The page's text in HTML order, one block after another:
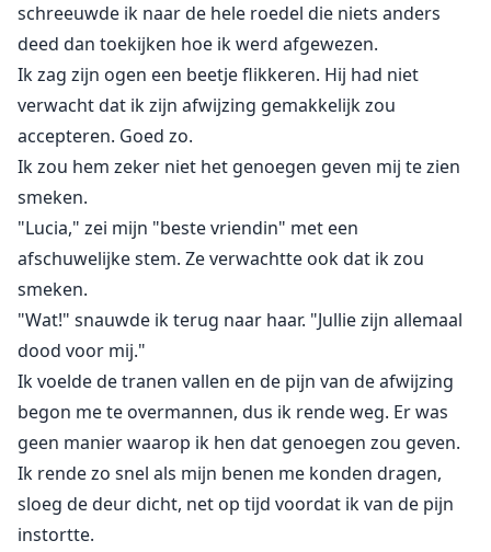
schreeuwde ik naar de hele roedel die niets anders
deed dan toekijken hoe ik werd afgewezen.
Ik zag zijn ogen een beetje flikkeren. Hij had niet
verwacht dat ik zijn afwijzing gemakkelijk zou
accepteren. Goed zo.
Ik zou hem zeker niet het genoegen geven mij te zien
smeken.
"Lucia," zei mijn "beste vriendin" met een
afschuwelijke stem. Ze verwachtte ook dat ik zou
smeken.
"Wat!" snauwde ik terug naar haar. "Jullie zijn allemaal
dood voor mij."
Ik voelde de tranen vallen en de pijn van de afwijzing
begon me te overmannen, dus ik rende weg. Er was
geen manier waarop ik hen dat genoegen zou geven.
Ik rende zo snel als mijn benen me konden dragen,
sloeg de deur dicht, net op tijd voordat ik van de pijn
instortte.